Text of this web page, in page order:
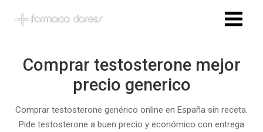
Comprar testosterone mejor
precio generico
Comprar testosterone genérico online en España sin receta.
Pide testosterone a buen precio y económico con entrega